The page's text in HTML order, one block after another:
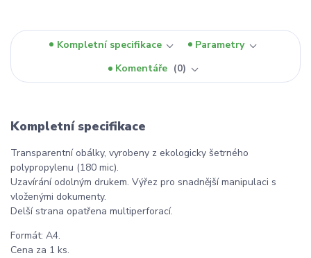
Kompletní specifikace
Parametry
Komentáře
0
Kompletní specifikace
Transparentní obálky, vyrobeny z ekologicky šetrného
polypropylenu (180 mic).
Uzavírání odolným drukem. Výřez pro snadnější manipulaci s
vloženými dokumenty.
Delší strana opatřena multiperforací.
Formát: A4.
Cena za 1 ks.